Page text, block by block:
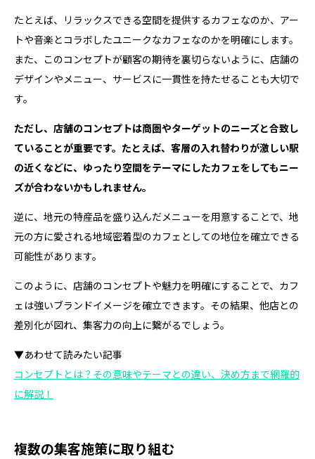
たとえば、リラックスできる空間を提供するカフェなのか、アー
トや音楽とコラボしたユニークなカフェなのかを明確にします。
また、このコンセプトが顧客の期待を裏切らないように、店舗の
デザインやメニュー、サービスに一貫性を持たせることも大切で
す。
ただし、店舗のコンセプトは商圏やターゲットのニーズと合致し
ていることが重要です。たとえば、客層の入れ替わりが激しい駅
の近くなどに、ゆったり空間をテーマにしたカフェをしてもニー
ズが合わないかもしれません。
逆に、地元の特産品を盛り込んだメニューを用意することで、地
元の方に愛される地域密着型のカフェとしての地位を確立できる
可能性があります。
このように、店舗のコンセプトや魅力を明確にすることで、カフ
ェは強いブランドイメージを確立できます。その結果、他店との
差別化が図れ、集客力の向上に繋がるでしょう。
▼あわせて読みたい記事
コンセプトとは？その意味やテーマとの違い、決め方まで網羅的
に解説！
複数の集客施策に取り組む